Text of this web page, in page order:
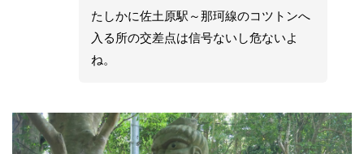
たしかに佐土原駅～那珂線のコツトンへ
入る所の交差点は信号ないし危ないよ
ね。